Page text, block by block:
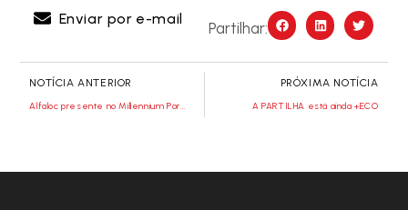
Enviar por e-mail
Partilhar:
NOTÍCIA ANTERIOR
Alfaloc presente no Millennium Portugal Exportador
PRÓXIMA NOTÍCIA
A PARTILHA está ainda +ECO